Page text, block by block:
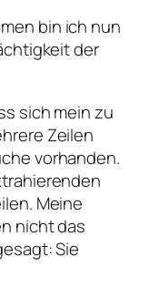
bin ich nun
der
sich mein zu
Zeilen
vorhanden.
Meine
nicht das
Sie